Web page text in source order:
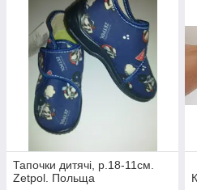
Тапочки дитячі, р.18-11см.
Zetpol. Польща